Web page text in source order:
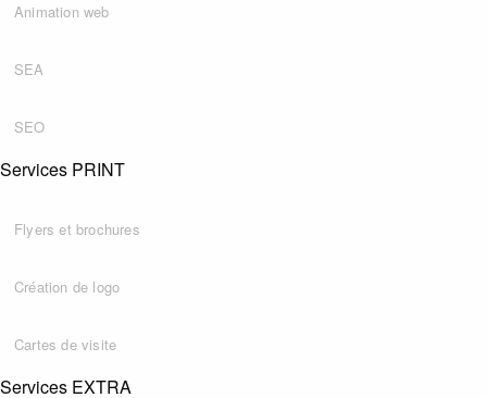
Animation web
SEA
SEO
Services PRINT
Flyers et brochures
Création de logo
Cartes de visite
Services EXTRA